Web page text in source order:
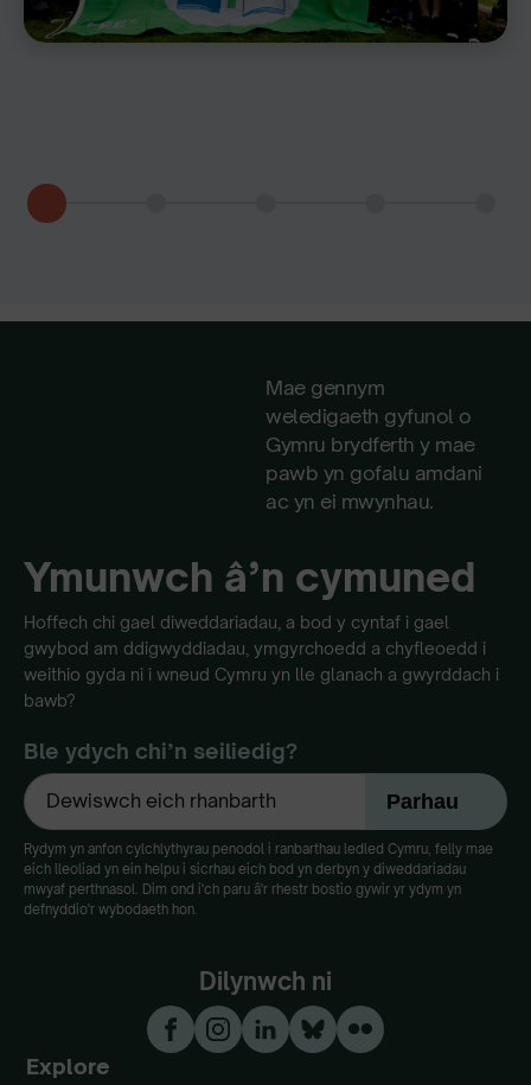
Mae gennym
weledigaeth gyfunol o
Gymru brydferth y mae
pawb yn gofalu amdani
ac yn ei mwynhau.
Ymunwch â’n cymuned
Hoffech chi gael diweddariadau, a bod y cyntaf i gael
gwybod am ddigwyddiadau, ymgyrchoedd a chyfleoedd i
weithio gyda ni i wneud Cymru yn lle glanach a gwyrddach i
bawb?
Ble ydych chi’n seiliedig?
Rydym yn anfon cylchlythyrau penodol i ranbarthau ledled Cymru, felly mae
eich lleoliad yn ein helpu i sicrhau eich bod yn derbyn y diweddariadau
mwyaf perthnasol. Dim ond i'ch paru â'r rhestr bostio gywir yr ydym yn
defnyddio'r wybodaeth hon.
Dilynwch ni
Explore